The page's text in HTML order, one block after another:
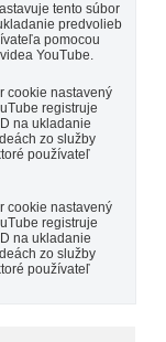
tento súbor
predvolieb
pomocou
YouTube.
cookie nastavený
registruje
na ukladanie
zo služby
používateľ
cookie nastavený
registruje
na ukladanie
zo služby
používateľ